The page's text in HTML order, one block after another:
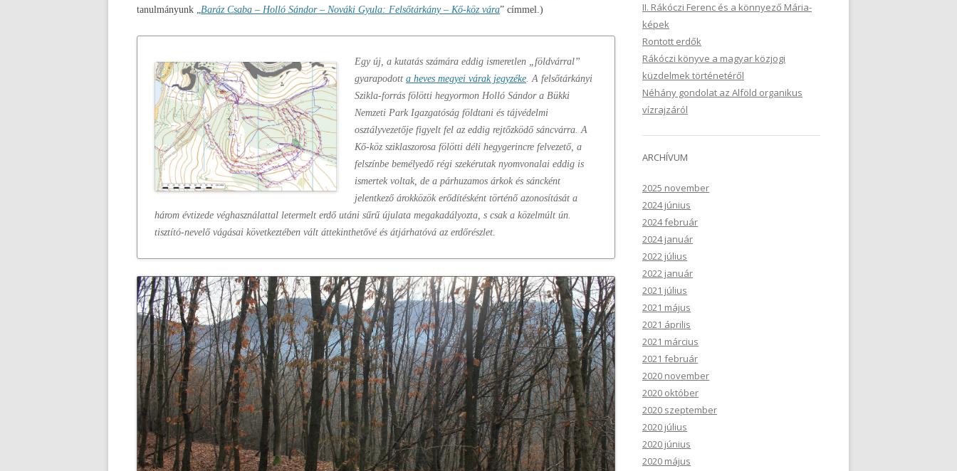
tanulmányunk „Baráz Csaba – Holló Sándor – Nováki Gyula: Felsőtárkány – Kő-köz vára” címmel.)
Egy új, a kutatás számára eddig ismeretlen „földvárral”
gyarapodott a heves megyei várak jegyzéke. A felsőtárkányi
Szikla-forrás fölötti hegyormon Holló Sándor a Bükki
Nemzeti Park Igazgatóság földtani és tájvédelmi
osztályvezetője figyelt fel az eddig rejtőzködő sáncvárra. A
Kő-köz sziklaszorosa fölötti déli hegygerincre felvezető, a
felszínbe bemélyedő régi szekérutak nyomvonalai eddig is
ismertek voltak, de a párhuzamos árkok és sáncként
jelentkező árokközök erődítésként történő azonosítását a
három évtizede véghasználattal letermelt erdő utáni sűrű újulata megakadályozta, s csak a közelmúlt ún.
tisztító-nevelő vágásai következtében vált áttekinthetővé és átjárhatóvá az erdőrészlet.
II. Rákóczi Ferenc és a könnyező Mária-
képek
Rontott erdők
Rákóczi könyve a magyar közjogi
küzdelmek történetéről
Néhány gondolat az Alföld organikus
vízrajzáról
ARCHÍVUM
2025 november
2024 június
2024 február
2024 január
2022 július
2022 január
2021 július
2021 május
2021 április
2021 március
2021 február
2020 november
2020 október
2020 szeptember
2020 július
2020 június
2020 május